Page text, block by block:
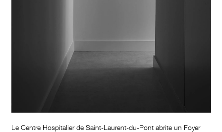
Le Centre Hospitalier de Saint-Laurent-du-Pont abrite un Foyer